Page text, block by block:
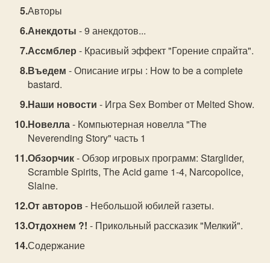
Авторы
Анекдоты - 9 анекдотов...
Ассмблер - Красивый эффект "Горение спрайта".
Въедем - Описание игры : How to be a complete
bastard.
Наши новости - Игра Sex Bomber от Melted Show.
Новелла- Компьютерная новелла "The
Neverending Story" часть 1
Обзорчик- Обзор игровых программ: Starglider,
Scramble Spirits, The Acid game 1-4, Narcopolice,
Slaine.
От авторов- Небольшой юбилей газеты.
Отдохнем ?! - Прикольный рассказик "Мелкий".
Содержание